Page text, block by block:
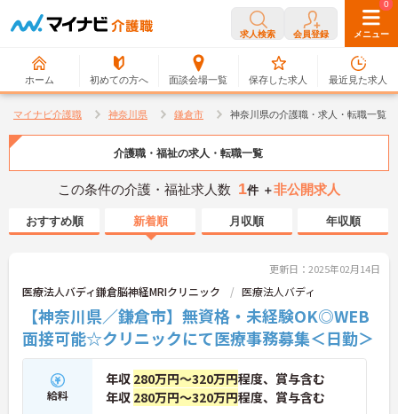
求人検索 会員登録 メニュー
ホーム 初めての方へ 面談会場一覧
0
保存した求人
0
最近見た求人
マイナビ介護職 神奈川県 鎌倉市 神奈川県の介護職・求人・転職一覧
介護職・福祉の求人・転職一覧
この条件の介護・福祉求人数 1件 ＋非公開求人
おすすめ順 新着順 月収順 年収順
更新日：2025年02月14日
医療法人バディ鎌倉脳神経MRIクリニック 医療法人バディ
【神奈川県／鎌倉市】無資格・未経験OK◎WEB
面接可能☆クリニックにて医療事務募集＜日勤＞
給料
年収 280万円～320万円程度、賞与含む
年収 280万円～320万円程度、賞与含む